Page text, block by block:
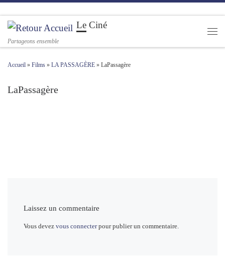
Passer au contenu
Le Ciné
Partageons ensemble
Accueil » Films » LA PASSAGÈRE » LaPassagère
LaPassagère
Laissez un commentaire
Vous devezvous connecterpour publier un commentaire.